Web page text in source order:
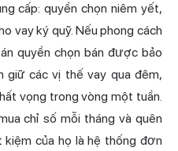
cấp: quyền chọn niêm yết,
vay ký quỹ. Nếu phong cách
quyền chọn bán được bảo
giữ các vị thế vay qua đêm,
vọng trong vòng một tuần.
chỉ số mỗi tháng và quên
của họ là hệ thống đơn